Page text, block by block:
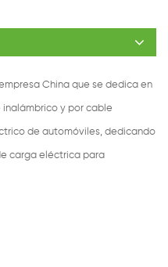
China que se dedica en
inalámbrico y por cable
de automóviles, dedicando
carga eléctrica para